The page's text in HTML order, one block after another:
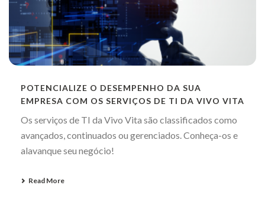
POTENCIALIZE O DESEMPENHO DA SUA
EMPRESA COM OS SERVIÇOS DE TI DA VIVO VITA
Os serviços de TI da Vivo Vita são classificados como
avançados, continuados ou gerenciados. Conheça-os e
alavanque seu negócio!
Read More